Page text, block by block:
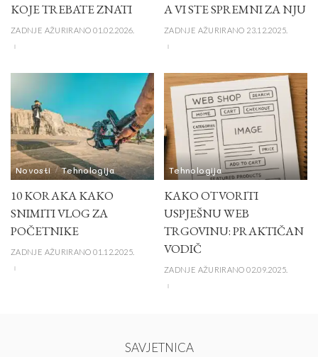
KOJE TREBATE ZNATI
ZADNJE AŽURIRANO 01.02.2026.
A VI STE SPREMNI ZA NJU
ZADNJE AŽURIRANO 23.12.2025.
Novosti Tehnologija
10 KORAKA KAKO
SNIMITI VLOG ZA
POČETNIKE
ZADNJE AŽURIRANO 01.12.2025.
Tehnologija
KAKO OTVORITI
USPJEŠNU WEB
TRGOVINU: PRAKTIČAN
VODIČ
ZADNJE AŽURIRANO 02.09.2025.
SAVJETNICA